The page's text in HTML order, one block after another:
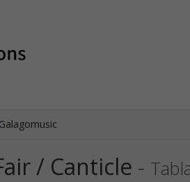
Galagomusic
/ Canticle -